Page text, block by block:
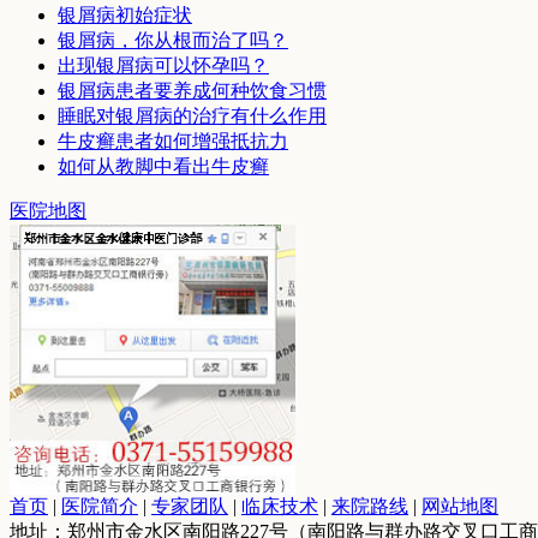
银屑病初始症状
银屑病，你从根而治了吗？
出现银屑病可以怀孕吗？
银屑病患者要养成何种饮食习惯
睡眠对银屑病的治疗有什么作用
牛皮癣患者如何增强抵抗力
如何从教脚中看出牛皮癣
医院地图
首页 | 医院简介 | 专家团队 | 临床技术 | 来院路线 | 网站地图
地址：郑州市金水区南阳路227号（南阳路与群办路交叉口工商